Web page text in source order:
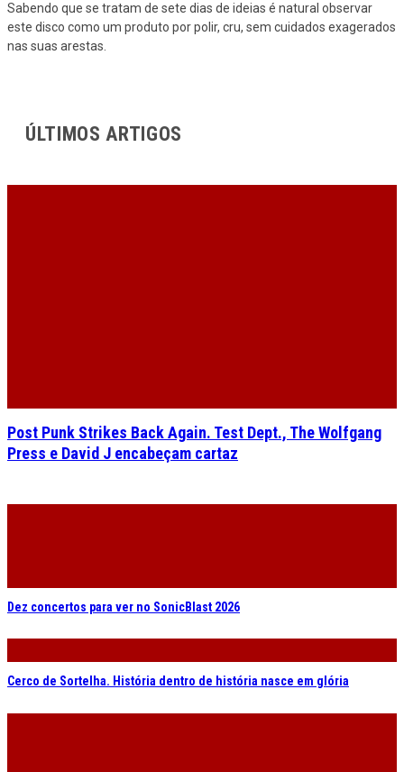
Sabendo que se tratam de sete dias de ideias é natural observar
este disco como um produto por polir, cru, sem cuidados exagerados
nas suas arestas.
ÚLTIMOS ARTIGOS
Post Punk Strikes Back Again. Test Dept., The Wolfgang
Press e David J encabeçam cartaz
Dez concertos para ver no SonicBlast 2026
Cerco de Sortelha. História dentro de história nasce em glória